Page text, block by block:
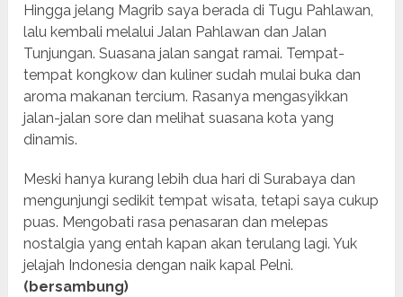
Hingga jelang Magrib saya berada di Tugu Pahlawan,
lalu kembali melalui Jalan Pahlawan dan Jalan
Tunjungan. Suasana jalan sangat ramai. Tempat-
tempat kongkow dan kuliner sudah mulai buka dan
aroma makanan tercium. Rasanya mengasyikkan
jalan-jalan sore dan melihat suasana kota yang
dinamis.
Meski hanya kurang lebih dua hari di Surabaya dan
mengunjungi sedikit tempat wisata, tetapi saya cukup
puas. Mengobati rasa penasaran dan melepas
nostalgia yang entah kapan akan terulang lagi. Yuk
jelajah Indonesia dengan naik kapal Pelni.
(bersambung)